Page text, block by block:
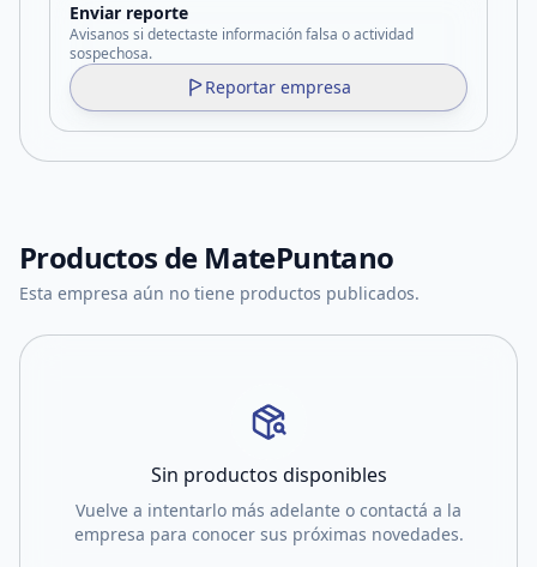
Enviar reporte
Avisanos si detectaste información falsa o actividad
sospechosa.
Reportar empresa
Productos de MatePuntano
Esta empresa aún no tiene productos publicados.
Sin productos disponibles
Vuelve a intentarlo más adelante o contactá a la
empresa para conocer sus próximas novedades.